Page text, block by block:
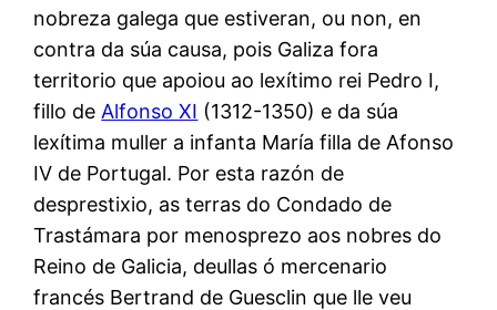
nobreza galega que estiveran, ou non, en
contra da súa causa, pois Galiza fora
territorio que apoiou ao lexítimo rei Pedro I,
fillo de Alfonso XI (1312-1350) e da súa
lexítima muller a infanta María filla de Afonso
IV de Portugal. Por esta razón de
desprestixio, as terras do Condado de
Trastámara por menosprezo aos nobres do
Reino de Galicia, deullas ó mercenario
francés Bertrand de Guesclin que lle veu